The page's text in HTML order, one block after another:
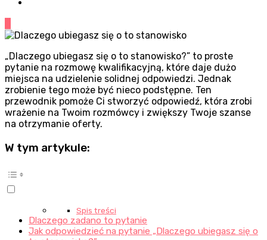
„Dlaczego ubiegasz się o to stanowisko?” to proste
pytanie na rozmowę kwalifikacyjną, które daje dużo
miejsca na udzielenie solidnej odpowiedzi. Jednak
zrobienie tego może być nieco podstępne. Ten
przewodnik pomoże Ci stworzyć odpowiedź, która zrobi
wrażenie na Twoim rozmówcy i zwiększy Twoje szanse
na otrzymanie oferty.
W tym artykule:
Spis treści
Dlaczego zadano to pytanie
Jak odpowiedzieć na pytanie „Dlaczego ubiegasz się o